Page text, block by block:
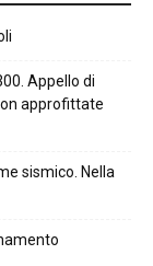
Appello di
approfittate
sismico. Nella